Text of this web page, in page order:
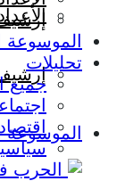
الموسوعة
الموسوعة
تحليلات
جميع